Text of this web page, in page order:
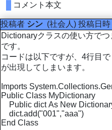
コメント本文
投稿者 シン (社会人) 投稿日時
Dictionaryクラスの使い方で
です。
コードは以下ですが、4行目
が出現してしまいます。
Imports
Public Class MyDictionary
Public dict As New
dict.add("001","aaa")
End Class